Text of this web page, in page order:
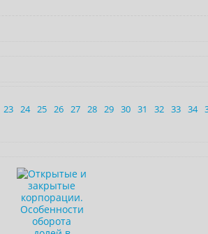
23 24 25 26 27 28 29 30 31 32 33 34